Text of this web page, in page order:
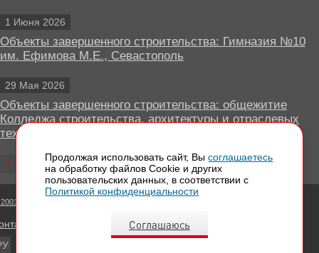
1 Июня 2026
Объекты завершенного строительства: Гимназия №10
им. Ефимова М.Е., Севастополь
29 Мая 2026
Объекты завершенного строительства: общежитие
Колледжа строительства, архитектуры и отраслевых
технологий, Липецк
Все новости
- 2026 Вентилируемые фасады КРАСПАН
информация
Продолжая использовать сайт, Высоглашаетесь
на обработку файлов Сookie и других
пользовательских данных, в соответствии с
Политикой конфиденциальности
Соглашаюсь